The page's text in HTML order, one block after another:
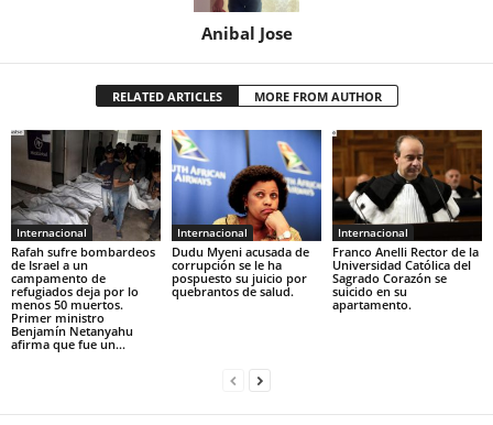
Anibal Jose
RELATED ARTICLES MORE FROM AUTHOR
Internacional
Rafah sufre bombardeos
de Israel a un
campamento de
refugiados deja por lo
menos 50 muertos.
Primer ministro
Benjamín Netanyahu
afirma que fue un...
Internacional
Dudu Myeni acusada de
corrupción se le ha
pospuesto su juicio por
quebrantos de salud.
Internacional
Franco Anelli Rector de la
Universidad Católica del
Sagrado Corazón se
suicido en su
apartamento.